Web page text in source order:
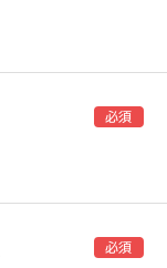
必須
必須